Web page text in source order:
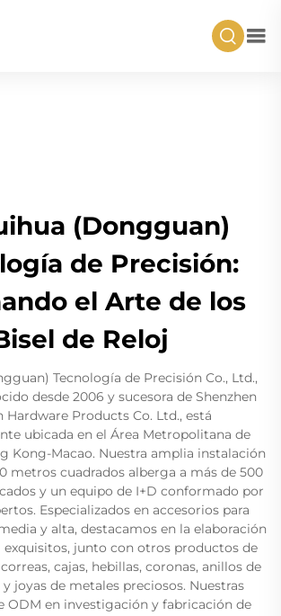
(Dongguan)
de Precisión:
el Arte de los
de Reloj
Tecnología de Precisión Co., Ltd.,
desde 2006 y sucesora de Shenzhen
Hardware Products Co. Ltd., está
ubicada en el Área Metropolitana de
Kong-Macao. Nuestra amplia instalación
metros cuadrados alberga a más de 500
y un equipo de I+D conformado por
Especializados en accesorios para
y alta, destacamos en la elaboración
exquisitos, junto con otros productos de
cajas, hebillas, coronas, anillos de
y joyas de metales preciosos. Nuestras
ODM en investigación y fabricación de